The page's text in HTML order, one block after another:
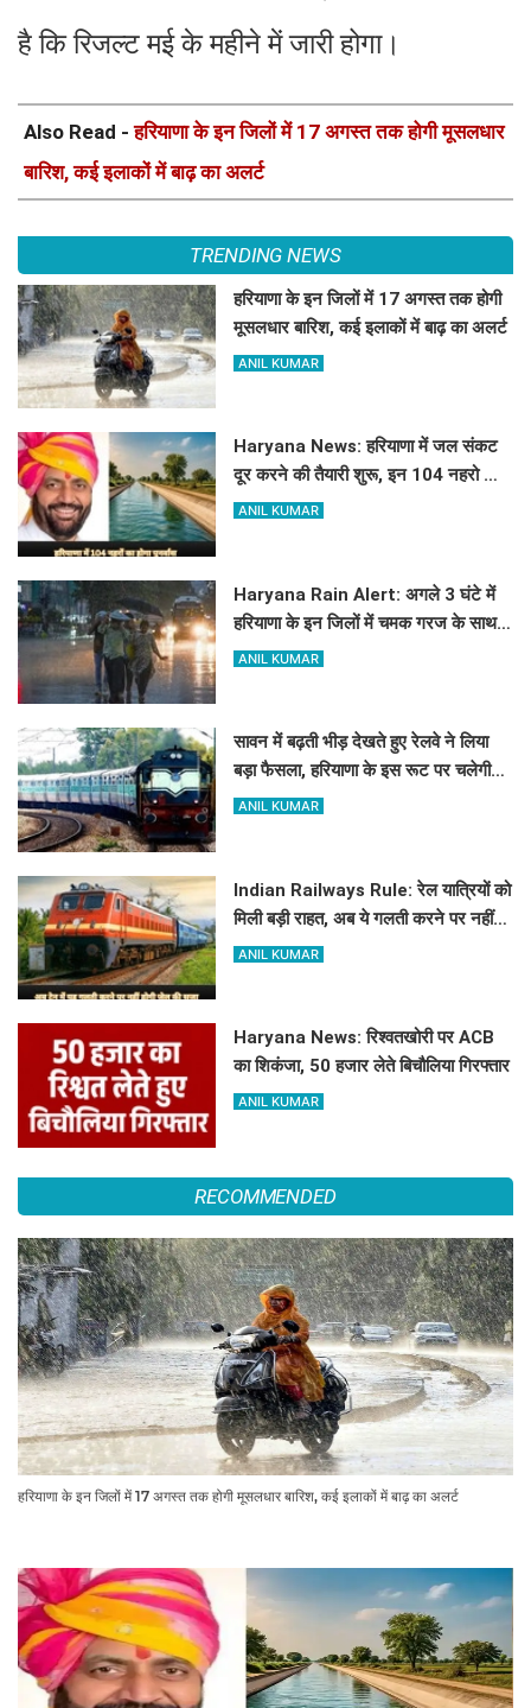
है कि रिजल्ट मई के महीने में जारी होगा।
Also Read -हरियाणा के इन जिलों में 17 अगस्त तक होगी मूसलधार
बारिश, कई इलाकों में बाढ़ का अलर्ट
TRENDING NEWS
हरियाणा के इन जिलों में 17 अगस्त तक होगी
मूसलधार बारिश, कई इलाकों में बाढ़ का अलर्ट
ANIL KUMAR
Haryana News: हरियाणा में जल संकट
दूर करने की तैयारी शुरू, इन 104 नहरो का
होगा पुनर्वास
ANIL KUMAR
Haryana Rain Alert: अगले 3 घंटे में
हरियाणा के इन जिलों में चमक गरज के साथ
होगी बारिश, देखिए ताजा अलर्ट
ANIL KUMAR
सावन में बढ़ती भीड़ देखते हुए रेलवे ने लिया
बड़ा फैसला, हरियाणा के इस रूट पर चलेगी
स्पेशल ट्रेन, देखें टाइमिंग
ANIL KUMAR
Indian Railways Rule: रेल यात्रियों को
मिली बड़ी राहत, अब ये गलती करने पर नहीं
होगी कोई सजा
ANIL KUMAR
Haryana News: रिश्वतखोरी पर ACB
का शिकंजा, 50 हजार लेते बिचौलिया गिरफ्तार
ANIL KUMAR
RECOMMENDED
हरियाणा के इन जिलों में 17 अगस्त तक होगी मूसलधार बारिश, कई इलाकों में बाढ़ का अलर्ट